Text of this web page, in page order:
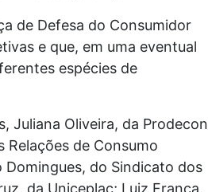
de Defesa do Consumidor
e que, em uma eventual
espécies de
Juliana Oliveira, da Prodecon
Relações de Consumo
Domingues, do Sindicato dos
da Uniceplac; Luiz França,